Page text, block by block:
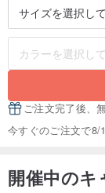
ご注文完了後、
今すぐのご注文で8/
開催中のキ